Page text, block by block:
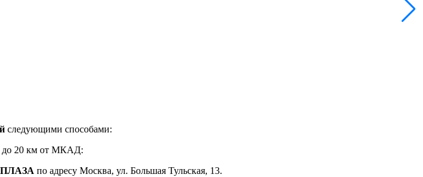
следующими способами:
до 20 км от МКАД:
по адресу Москва, ул. Большая Тульская, 13.